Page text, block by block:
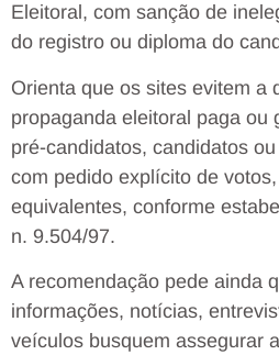
Eleitoral, com sanção de
do registro ou diploma do
Orienta que os sites evitem a
propaganda eleitoral paga ou
pré-candidatos, candidatos
com pedido explícito de
equivalentes, conforme
n. 9.504/97.
A recomendação pede ainda
informações, notícias,
veículos busquem assegurar